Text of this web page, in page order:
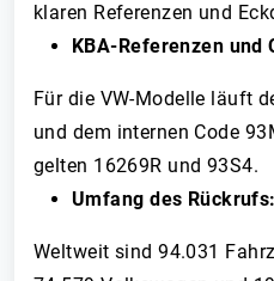
klaren Referenzen und
KBA-Referenzen und
Für die VW-Modelle läuft
und dem internen Code
gelten 16269R und 93S4.
Umfang des Rückrufs:
Weltweit sind 94.031